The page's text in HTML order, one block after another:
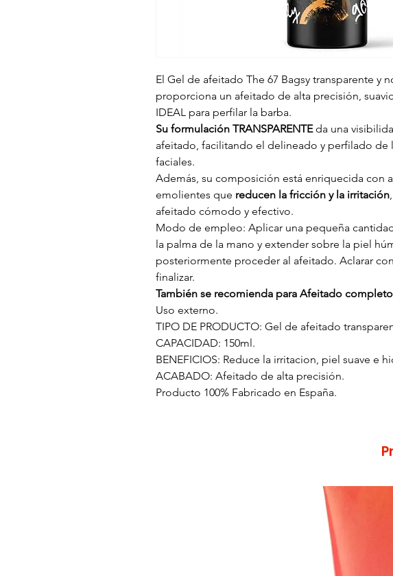
El Gel de afeitado The 67 Bagsy transparente y
proporciona un afeitado de alta precisión,
IDEAL para perfilar la barba.
Su formulación TRANSPARENTEda una
afeitado, facilitando el delineado y perfilado de
faciales.
Además, su composición está enriquecida con
emolientes que reducen la fricción y la irritación
afeitado cómodo y efectivo.
Modo de empleo: Aplicar una pequeña
la palma de la mano y extender sobre la piel
posteriormente proceder al afeitado. Aclarar
finalizar.
También se recomienda para Afeitado
Uso externo.
TIPO DE PRODUCTO: Gel de afeitado
CAPACIDAD: 150ml.
BENEFICIOS: Reduce la irritacion, piel suave e
ACABADO: Afeitado de alta precisión.
Producto 100% Fabricado en España.